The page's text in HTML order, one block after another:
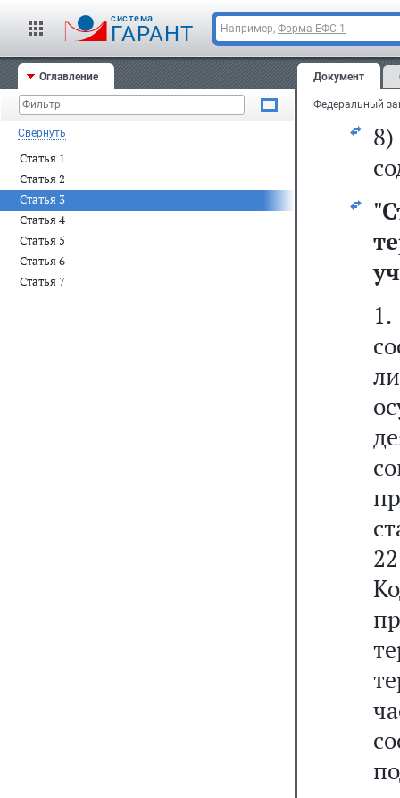
cистема
ГАРАНТ Например, Форма ЕФС-1
Оглавление
Свернуть
Статья 1
Статья 2
Статья 3
Статья 4
Статья 5
Статья 6
Статья 7
Документ
"